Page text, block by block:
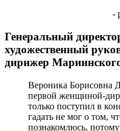
-
Генеральный
художественный
дирижер
Вероника Борисовна
первой женщиной-
только поступил в
гадать не мог о том,
познакомлюсь,